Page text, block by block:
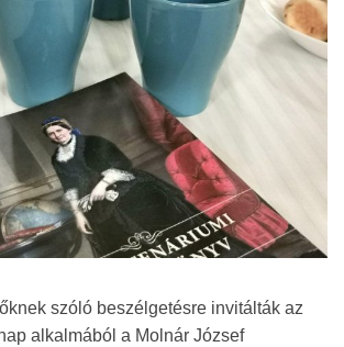
szóló beszélgetésre invitálták az
alkalmából a Molnár József